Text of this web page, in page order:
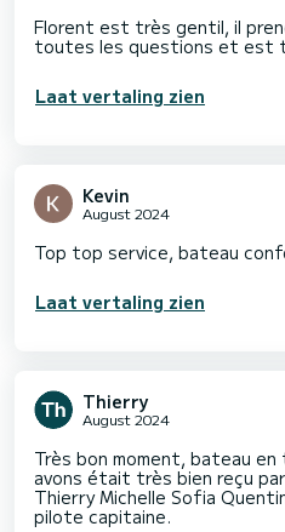
Florent est très gentil, il
toutes les questions et est
Laat vertaling zien
Kevin
August 2024
Top top service, bateau
Laat vertaling zien
Thierry
August 2024
Très bon moment, bateau
avons était très bien reçu
Thierry Michelle Sofia
pilote capitaine.